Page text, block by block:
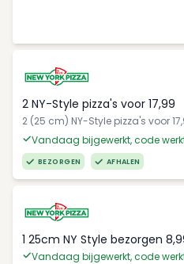
2 NY-Style pizza's voor 17,99
2 (25 cm) NY-Style pizza's voor
Vandaag bijgewerkt, code
BEZORGEN AFHALEN
1 25cm NY Style bezorgen
Vandaag bijgewerkt, code